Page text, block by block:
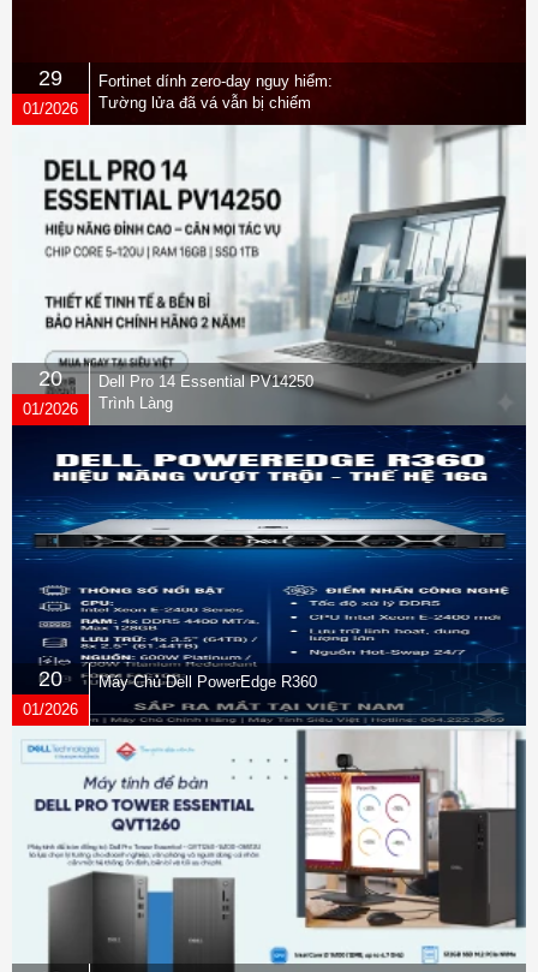
29
01/2026
Fortinet dính zero-day nguy hiểm:
Tường lửa đã vá vẫn bị chiếm
quyền
20
01/2026
Dell Pro 14 Essential PV14250
Trình Làng
20
01/2026
Máy Chủ Dell PowerEdge R360